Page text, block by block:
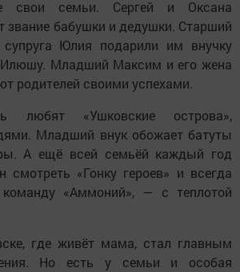
свои семьи. Сергей и Оксана
звание бабушки и дедушки. Старший
Юлия подарили им внучку
Илюшу. Младший Максим и его жена
родителей своими успехами.
любят «Ушковские острова»,
Младший внук обожает батуты
А ещё всей семьёй каждый год
смотреть «Гонку героев» и всегда
«Аммоний», — с теплотой
где живёт мама, стал главным
Но есть у семьи и особая